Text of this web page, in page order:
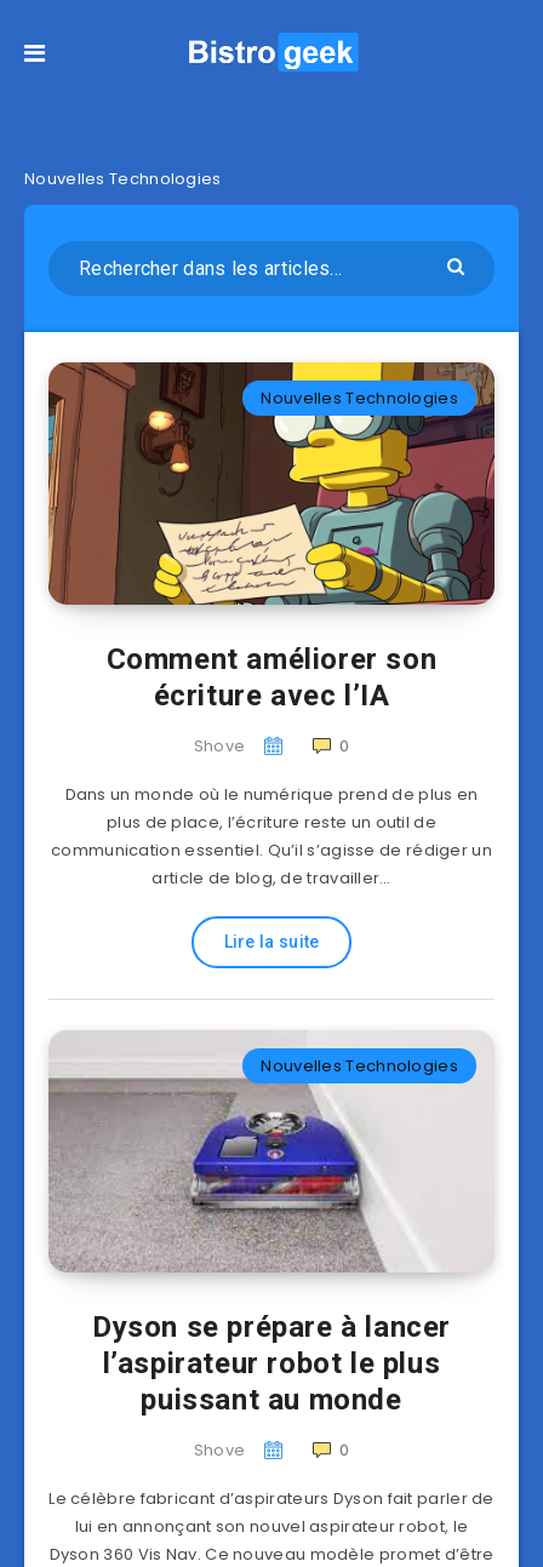
Nouvelles Technologies
Nouvelles Technologies
Comment améliorer son
écriture avec l’IA
Shove 0
Dans un monde où le numérique prend de plus en
plus de place, l’écriture reste un outil de
communication essentiel. Qu’il s’agisse de rédiger un
article de blog, de travailler…
Lire la suite
Nouvelles Technologies
Dyson se prépare à lancer
l’aspirateur robot le plus
puissant au monde
Shove 0
Le célèbre fabricant d’aspirateurs Dyson fait parler de
lui en annonçant son nouvel aspirateur robot, le
Dyson 360 Vis Nav. Ce nouveau modèle promet d’être